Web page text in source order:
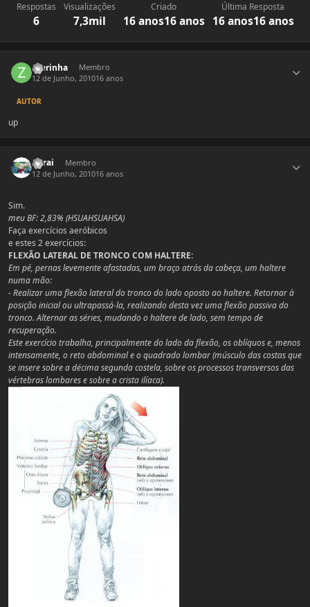
Respostas
6
Visualizações
7,3mil
Criado
16 anos16 anos
Última Resposta
16 anos16 anos
zoerinha
Membro
12 de Junho, 201016 anos
AUTOR
up
Kurai
Membro
12 de Junho, 201016 anos
Sim.
meu BF: 2,83% (HSUAHSUAHSA)
Faça exercícios aeróbicos
e estes 2 exercícios:
FLEXÃO LATERAL DE TRONCO COM HALTERE:
Em pé, pernas levemente afastadas, um braço atrás da cabeça, um haltere
numa mão:
- Realizar uma flexão lateral do tronco do lado oposto ao haltere. Retornar à
posição inicial ou ultrapassá-la, realizando desta vez uma flexão passiva do
tronco. Alternar as séries, mudando o haltere de lado, sem tempo de
recuperação.
Este exercício trabalha, principalmente do lado da flexão, os oblíquos e, menos
intensamente, o reto abdominal e o quadrado lombar (músculo das costas que
se insere sobre a décima segunda costela, sobre os processos transversos das
vértebras lombares e sobre a crista ilíaca).